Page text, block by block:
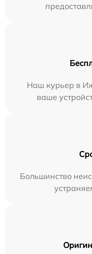
Наш курьер в
ваше
Большинство